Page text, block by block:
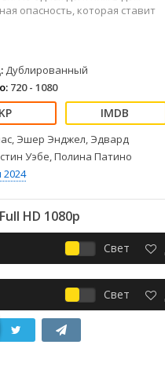
Зарубежные
Фильмы из соцетей
опасность, которая ставит
Дублированный
720 - 1080
Эшер Энджел, Эдвард
Уэбе, Полина Патино
HD 1080p
Свет
Свет